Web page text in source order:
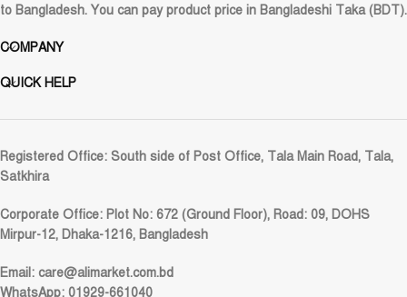
to Bangladesh. You can pay product price in Bangladeshi Taka (BDT).
COMPANY
QUICK HELP
Registered Office: South side of Post Office, Tala Main Road, Tala,
Satkhira
Corporate Office: Plot No: 672 (Ground Floor), Road: 09, DOHS
Mirpur-12, Dhaka-1216, Bangladesh
Email: care@alimarket.com.bd
WhatsApp: 01929-661040